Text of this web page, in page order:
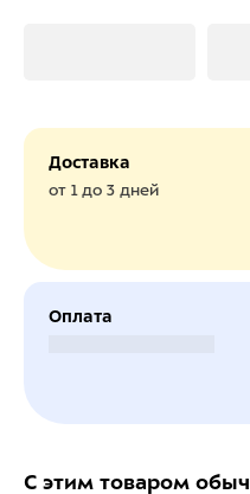
Доставка
от 1 до 3 дней
Оплата
С этим товаром